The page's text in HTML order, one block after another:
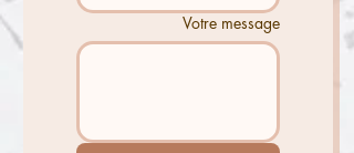
Votre message